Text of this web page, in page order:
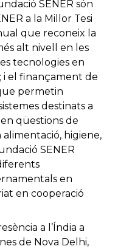
SENER són
a la Millor Tesi
que reconeix la
alt nivell en les
tecnologies en
i el finançament de
permetin
destinats a
qüestions de
higiene,
SENER
en
en cooperació
a l’Índia a
de Nova Delhi,